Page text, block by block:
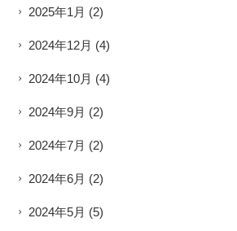
2025年1月 (2)
2024年12月 (4)
2024年10月 (4)
2024年9月 (2)
2024年7月 (2)
2024年6月 (2)
2024年5月 (5)